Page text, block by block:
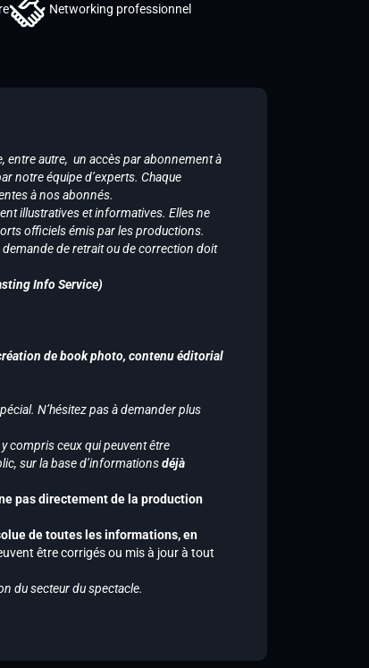
Networking professionnel
entre autre, un accès par abonnement à
notre équipe d’experts. Chaque
à nos abonnés.
illustratives et informatives. Elles ne
officiels émis par les productions.
de retrait ou de correction doit
Info Service)
de book photo, contenu éditorial
N’hésitez pas à demander plus
y compris ceux qui peuvent être
sur la base d’informationsdéjà
pas directement de la production
de toutes les informations, en
être corrigés ou mis à jour à tout
du secteur du spectacle.